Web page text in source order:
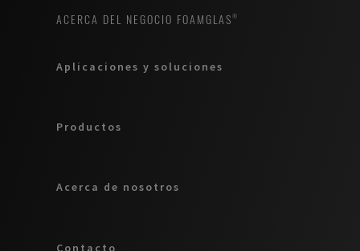
ACERCA DEL NEGOCIO FOAMGLAS®
Aplicaciones y soluciones
Productos
Acerca de nosotros
Contacto